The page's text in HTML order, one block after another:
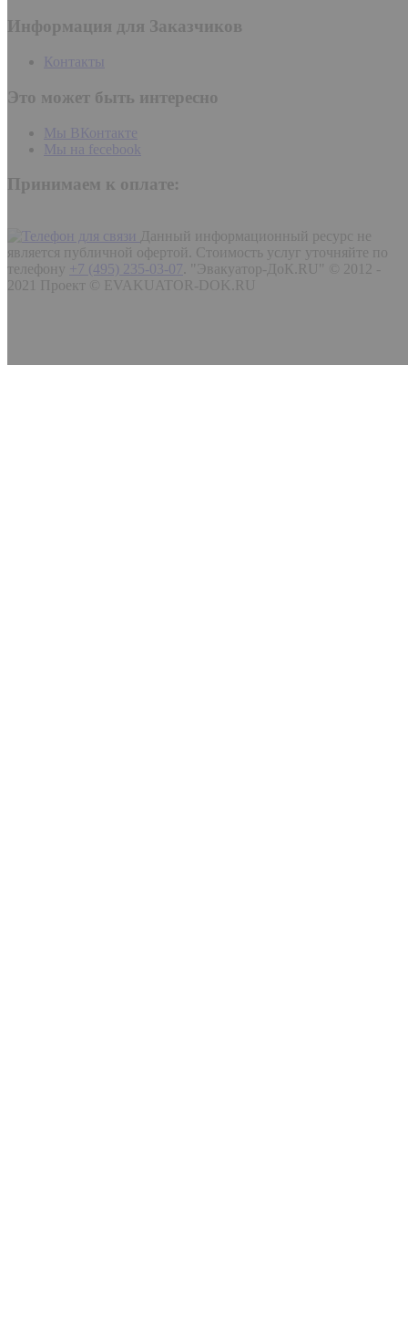
Информация для Заказчиков
Контакты
Это может быть интересно
Мы ВКонтакте
Мы на fecebook
Принимаем к оплате:
Данный информационный ресурс не
является публичной офертой. Стоимость услуг уточняйте по
телефону
+7 (495) 235-03-07 "Эвакуатор-ДоК.RU" © 2012 -
2021 Проект © EVAKUATOR-DOK.RU